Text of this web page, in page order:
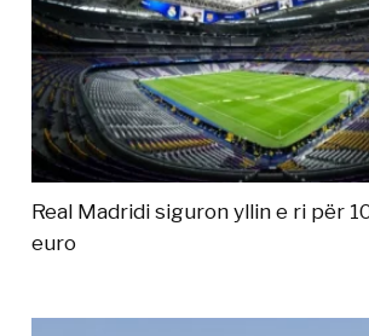
Real Madridi siguron yllin e ri për
euro